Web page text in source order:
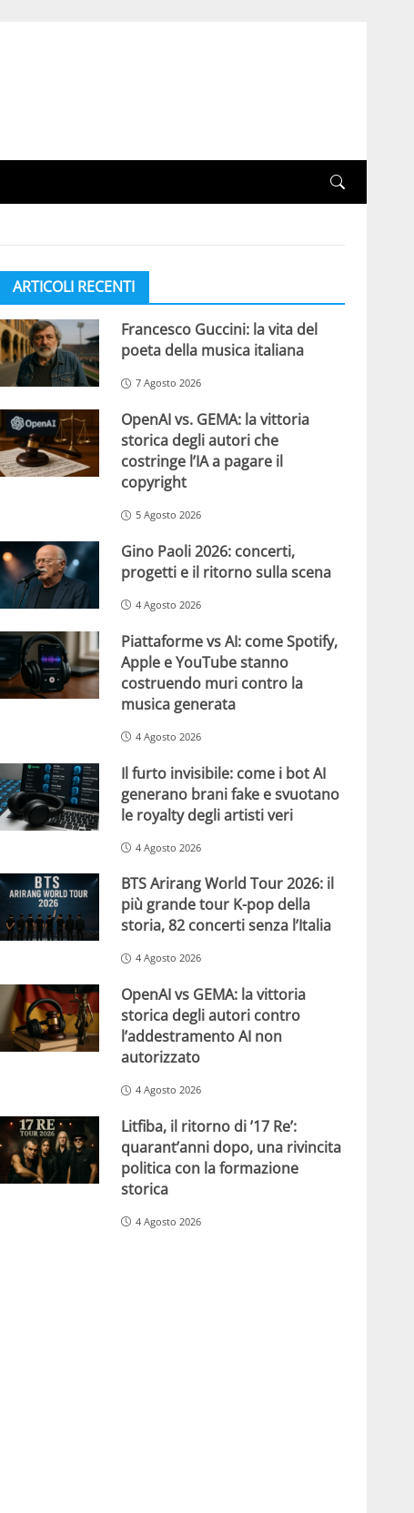
ARTICOLI RECENTI
Francesco Guccini: la vita del
poeta della musica italiana
7 Agosto 2026
OpenAI vs. GEMA: la vittoria
storica degli autori che
costringe l’IA a pagare il
copyright
5 Agosto 2026
Gino Paoli 2026: concerti,
progetti e il ritorno sulla scena
4 Agosto 2026
Piattaforme vs AI: come Spotify,
Apple e YouTube stanno
costruendo muri contro la
musica generata
4 Agosto 2026
Il furto invisibile: come i bot AI
generano brani fake e svuotano
le royalty degli artisti veri
4 Agosto 2026
BTS Arirang World Tour 2026: il
più grande tour K-pop della
storia, 82 concerti senza l’Italia
4 Agosto 2026
OpenAI vs GEMA: la vittoria
storica degli autori contro
l’addestramento AI non
autorizzato
4 Agosto 2026
Litfiba, il ritorno di ’17 Re’:
quarant’anni dopo, una rivincita
politica con la formazione
storica
4 Agosto 2026